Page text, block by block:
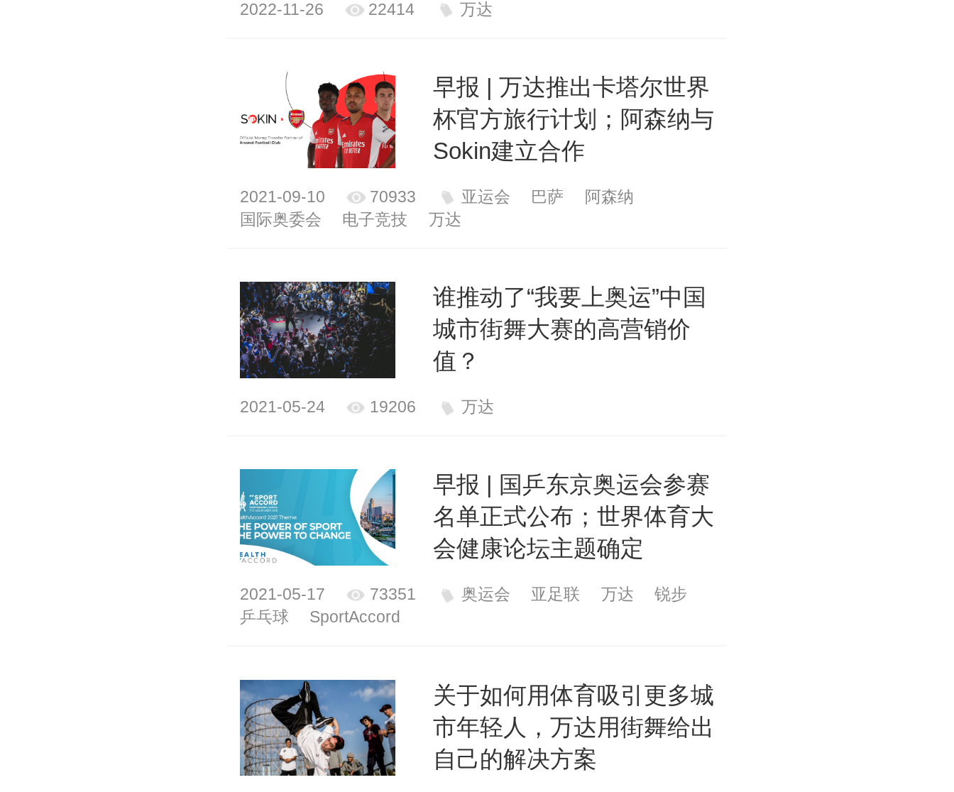
2022-11-26 22414 万达
早报 | 万达推出卡塔尔世界
杯官方旅行计划；阿森纳与
Sokin建立合作
2021-09-10 70933 亚运会 巴萨
阿森纳
国际奥委会
电子竞技 万达
谁推动了“我要上奥运”中国
城市街舞大赛的高营销价
值？
2021-05-24 19206 万达
早报 | 国乒东京奥运会参赛
名单正式公布；世界体育大
会健康论坛主题确定
2021-05-17 73351 奥运会 亚足联 万达
锐步
乒乓球
SportAccord
关于如何用体育吸引更多城
市年轻人，万达用街舞给出
自己的解决方案